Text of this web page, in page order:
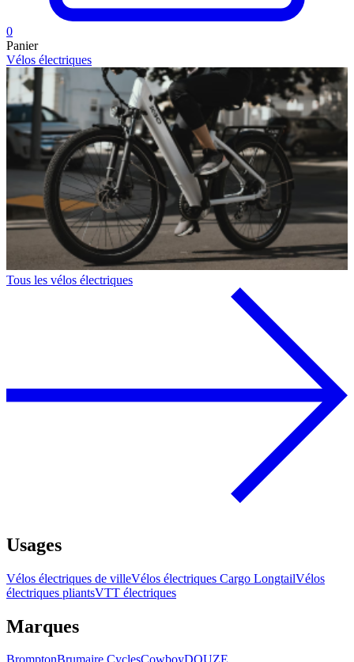
0
Panier
Vélos électriques
Tous les vélos électriques
Usages
Vélos électriques de villeVélos électriques Cargo LongtailVélos
électriques pliantsVTT électriques
Marques